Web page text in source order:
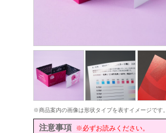
※商品案内の画像は形状タイプを表すイメージです。
注意事項 ※必ずお読みください。